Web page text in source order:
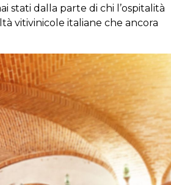
stati dalla parte di chi l’ospitalità
vitivinicole italiane che ancora